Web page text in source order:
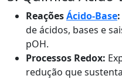
ReaçõesÁcido-Base:
de ácidos, bases e
pOH.
Processos Redox:
redução que